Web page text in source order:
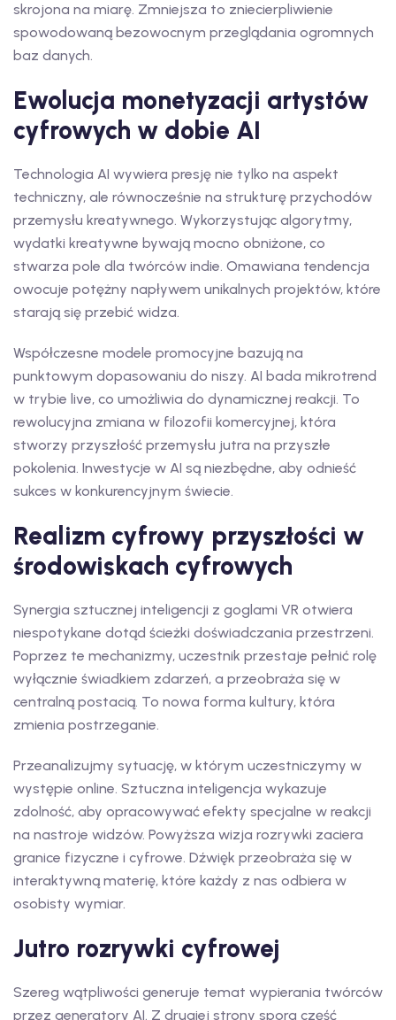
skrojona na miarę. Zmniejsza to zniecierpliwienie
spowodowaną bezowocnym przeglądania ogromnych
baz danych.
Ewolucja monetyzacji artystów
cyfrowych w dobie AI
Technologia AI wywiera presję nie tylko na aspekt
techniczny, ale równocześnie na strukturę przychodów
przemysłu kreatywnego. Wykorzystując algorytmy,
wydatki kreatywne bywają mocno obniżone, co
stwarza pole dla twórców indie. Omawiana tendencja
owocuje potężny napływem unikalnych projektów, które
starają się przebić widza.
Współczesne modele promocyjne bazują na
punktowym dopasowaniu do niszy. AI bada mikrotrend
w trybie live, co umożliwia do dynamicznej reakcji. To
rewolucyjna zmiana w filozofii komercyjnej, która
stworzy przyszłość przemysłu jutra na przyszłe
pokolenia. Inwestycje w AI są niezbędne, aby odnieść
sukces w konkurencyjnym świecie.
Realizm cyfrowy przyszłości w
środowiskach cyfrowych
Synergia sztucznej inteligencji z goglami VR otwiera
niespotykane dotąd ścieżki doświadczania przestrzeni.
Poprzez te mechanizmy, uczestnik przestaje pełnić rolę
wyłącznie świadkiem zdarzeń, a przeobraża się w
centralną postacią. To nowa forma kultury, która
zmienia postrzeganie.
Przeanalizujmy sytuację, w którym uczestniczymy w
występie online. Sztuczna inteligencja wykazuje
zdolność, aby opracowywać efekty specjalne w reakcji
na nastroje widzów. Powyższa wizja rozrywki zaciera
granice fizyczne i cyfrowe. Dźwięk przeobraża się w
interaktywną materię, które każdy z nas odbiera w
osobisty wymiar.
Jutro rozrywki cyfrowej
Szereg wątpliwości generuje temat wypierania twórców
przez generatory AI. Z drugiej strony spora część